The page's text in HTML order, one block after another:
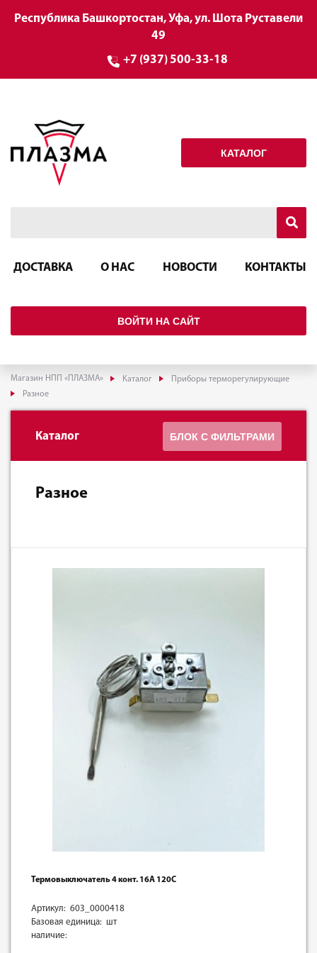
Республика Башкортостан, Уфа, ул. Шота Руставели
49
+7 (937) 500-33-18
КАТАЛОГ
ДОСТАВКА О НАС НОВОСТИ КОНТАКТЫ
ВОЙТИ НА САЙТ
Магазин НПП «ПЛАЗМА» Каталог
Приборы терморегулирующие
Разное
Каталог БЛОК С ФИЛЬТРАМИ
Разное
Термовыключатель 4 конт. 16А 120С
Артикул: 603_0000418
Базовая единица: шт
наличие: